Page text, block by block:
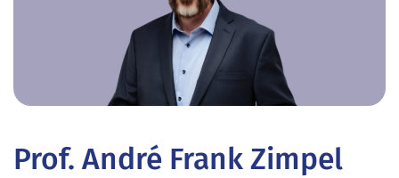
Prof. André Frank Zimpel